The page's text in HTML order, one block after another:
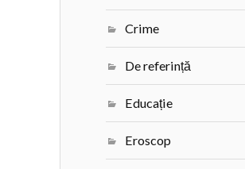
Crime
De referință
Educație
Eroscop